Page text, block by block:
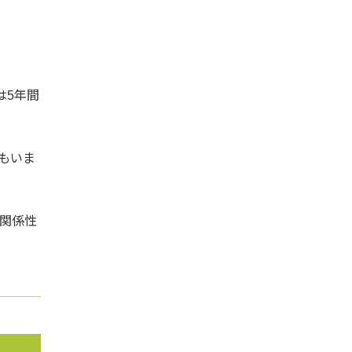
5年間
いま
係性